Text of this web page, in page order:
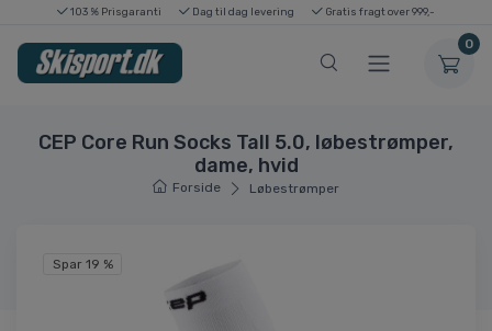
103 % Prisgaranti Dag til dag levering Gratis fragt over 999,-
0
CEP Core Run Socks Tall 5.0, løbestrømper,
dame, hvid
Forside Løbestrømper
Spar 19 %